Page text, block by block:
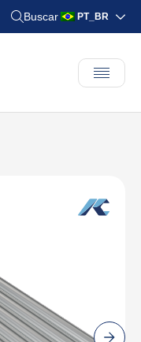
Buscar PT_BR